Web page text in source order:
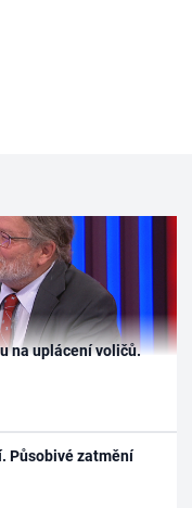
na uplácení voličů.
Působivé zatmění